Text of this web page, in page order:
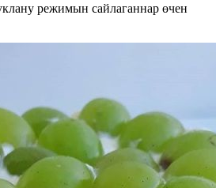
режимын сайлаганнар өчен